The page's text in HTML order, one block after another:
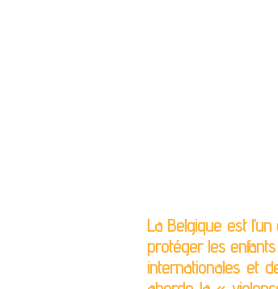
La Belgique est
protéger les
internationales et